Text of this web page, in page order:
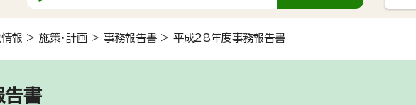
報 > 施策・計画 > 事務報告書 > 平成28年度事務報告書
書